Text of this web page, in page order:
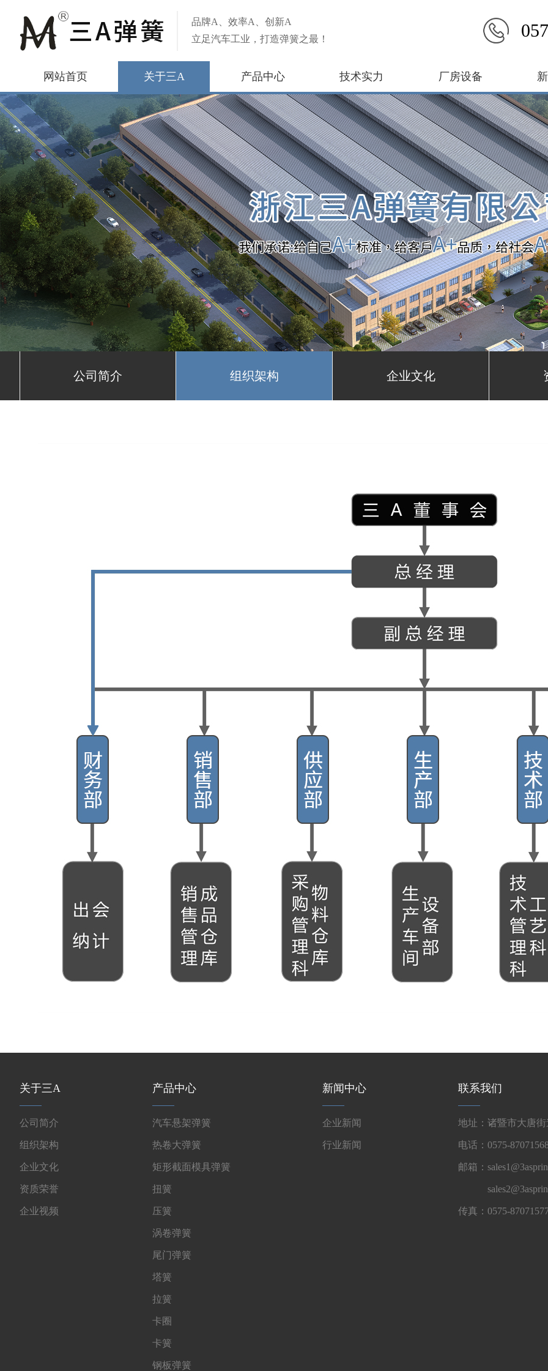
品牌A、效率A、创新A
立足汽车工业，打造弹簧之最！
网站首页 关于三A 产品中心 技术实力 厂房设备
公司简介 组织架构 企业文化
关于三A
公司简介
组织架构
企业文化
资质荣誉
企业视频
产品中心
汽车悬架弹簧
热卷大弹簧
矩形截面模具弹簧
扭簧
压簧
涡卷弹簧
尾门弹簧
塔簧
拉簧
卡圈
卡簧
钢板弹簧
新闻中心
企业新闻
行业新闻
联系我们
地址：诸暨市大唐
电话：0575-
邮箱：
传真：0575-